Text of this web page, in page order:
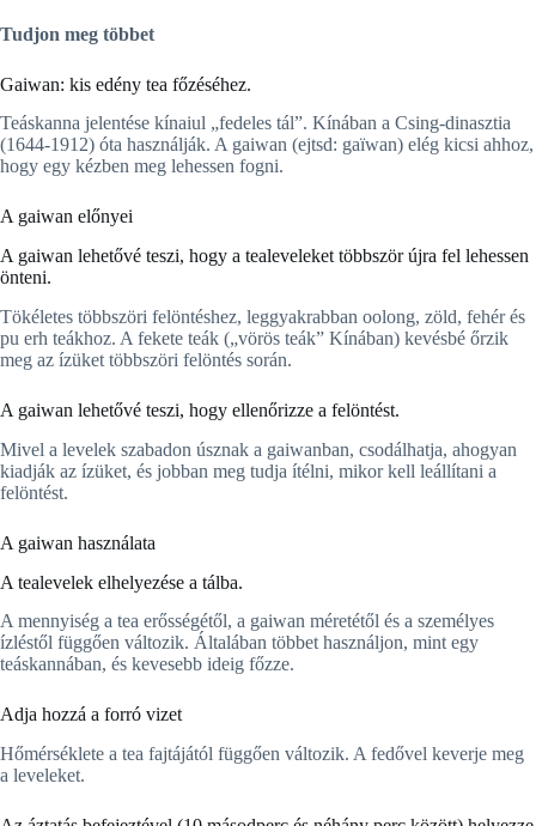
Tudjon meg többet
Gaiwan: kis edény tea főzéséhez.
Teáskanna jelentése kínaiul „fedeles tál”. Kínában a Csing-dinasztia
(1644-1912) óta használják. A gaiwan (ejtsd: gaïwan) elég kicsi ahhoz,
hogy egy kézben meg lehessen fogni.
A gaiwan előnyei
A gaiwan lehetővé teszi, hogy a tealeveleket többször újra fel lehessen
önteni.
Tökéletes többszöri felöntéshez, leggyakrabban oolong, zöld, fehér és
pu erh teákhoz. A fekete teák („vörös teák” Kínában) kevésbé őrzik
meg az ízüket többszöri felöntés során.
A gaiwan lehetővé teszi, hogy ellenőrizze a felöntést.
Mivel a levelek szabadon úsznak a gaiwanban, csodálhatja, ahogyan
kiadják az ízüket, és jobban meg tudja ítélni, mikor kell leállítani a
felöntést.
A gaiwan használata
A tealevelek elhelyezése a tálba.
A mennyiség a tea erősségétől, a gaiwan méretétől és a személyes
ízléstől függően változik. Általában többet használjon, mint egy
teáskannában, és kevesebb ideig főzze.
Adja hozzá a forró vizet
Hőmérséklete a tea fajtájától függően változik. A fedővel keverje meg
a leveleket.